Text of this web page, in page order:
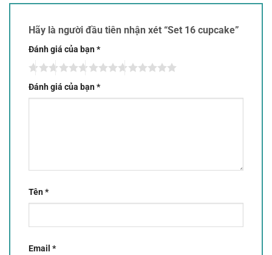
Hãy là người đầu tiên nhận xét “Set 16 cupcake”
Đánh giá của bạn*
Đánh giá của bạn*
Tên*
Email *